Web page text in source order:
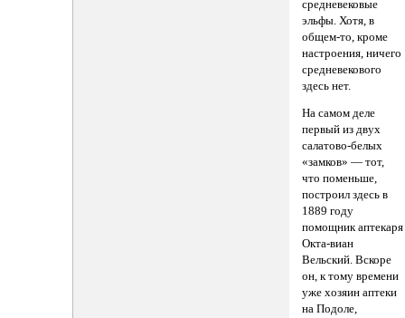
средневековые
эльфы. Хотя, в
общем-то, кроме
настроения, ничего
средневекового
здесь нет.
На самом деле
первый из двух
салатово-белых
«замков» — тот,
что поменьше,
построил здесь в
1889 году
помощник аптекаря
Окта-виан
Вельский. Вскоре
он, к тому времени
уже хозяин аптеки
на Подоле,